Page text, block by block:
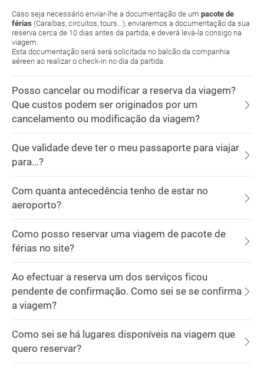
Caso seja necessário enviar-lhe a documentação de um pacote de
férias (Caraíbas, circuitos, tours...), enviaremos a documentação da sua
reserva cerca de 10 dias antes da partida, e deverá levá-la consigo na
viagem.
Esta documentação será será solicitada no balcão da companhia
aéreen ao realizar o check-in no dia da partida.
Posso cancelar ou modificar a reserva da viagem?
Que custos podem ser originados por um
cancelamento ou modificação da viagem?
Que validade deve ter o meu passaporte para viajar
para...?
Com quanta antecedência tenho de estar no
aeroporto?
Como posso reservar uma viagem de pacote de
férias no site?
Ao efectuar a reserva um dos serviços ficou
pendente de confirmação. Como sei se se confirma
a viagem?
Como sei se há lugares disponíveis na viagem que
quero reservar?